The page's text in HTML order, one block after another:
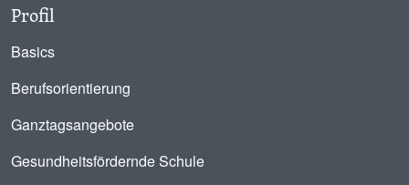
Profil
Basics
Berufsorientierung
Ganztagsangebote
Gesundheitsfördernde Schule